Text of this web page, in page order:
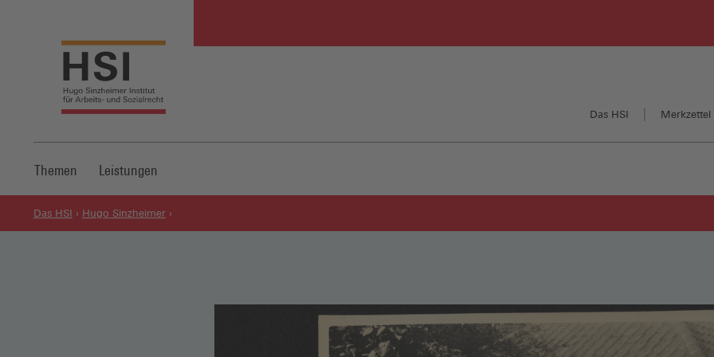
Das HSI Merkzettel
Themen Leistungen
Das HSI Hugo Sinzheimer